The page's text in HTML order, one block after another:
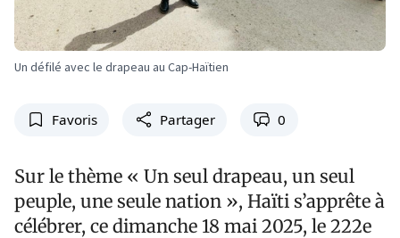
Un défilé avec le drapeau au Cap-Haïtien
Favoris Partager 0
Sur le thème « Un seul drapeau, un seul
peuple, une seule nation », Haïti s’apprête à
célébrer, ce dimanche 18 mai 2025, le 222e